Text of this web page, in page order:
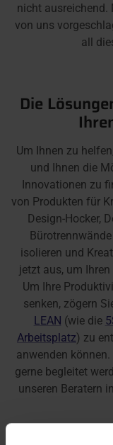
nicht
von uns
all
Die
Um Ihnen zu
und Ihnen die
Innovationen zu
von Produkten für
Design-Hocker,
isolieren und
jetzt aus, um
Um Ihre
senken, zögern
LEAN (wie die
Arbeitsplatz) zu
anwenden
gerne begleitet
unseren Beratern